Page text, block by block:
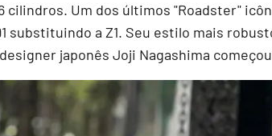
cilindros. Um dos últimos "Roadster"
substituindo a Z1. Seu estilo mais
japonês Joji Nagashima